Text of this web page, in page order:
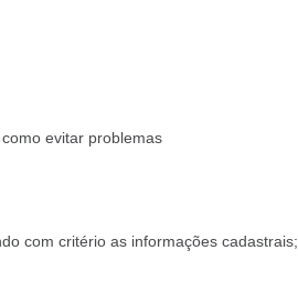
evitar problemas
com critério as informações cadastrais;